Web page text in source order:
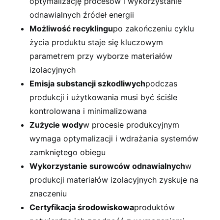
odnawialnych źródeł energii
Możliwość recyklingupo zakończeniu cyklu
życia produktu staje się kluczowym
parametrem przy wyborze materiałów
izolacyjnych
Emisja substancji szkodliwychpodczas
produkcji i użytkowania musi być ściśle
kontrolowana i minimalizowana
Zużycie wodyw procesie produkcyjnym
wymaga optymalizacji i wdrażania systemów
zamkniętego obiegu
Wykorzystanie surowców odnawialnychw
produkcji materiałów izolacyjnych zyskuje na
znaczeniu
Certyfikacja środowiskowaproduktów